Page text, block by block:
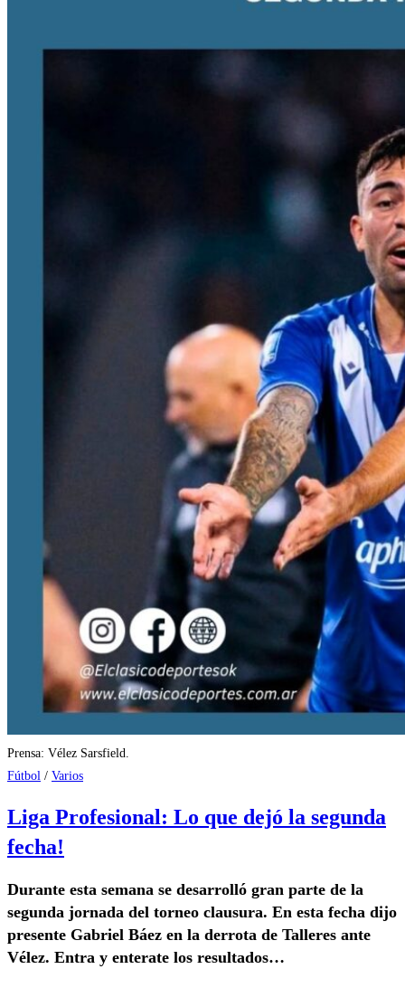
Prensa: Vélez Sarsfield.
Fútbol / Varios
Liga Profesional: Lo que dejó la segunda
fecha!
Durante esta semana se desarrolló gran parte de la
segunda jornada del torneo clausura. En esta fecha dijo
presente Gabriel Báez en la derrota de Talleres ante
Vélez. Entra y enterate los resultados…